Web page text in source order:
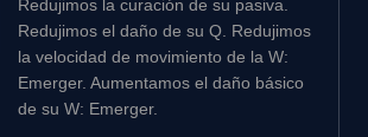
Redujimos la curación de su pasiva.
Redujimos el daño de su Q. Redujimos
la velocidad de movimiento de la W:
Emerger. Aumentamos el daño básico
de su W: Emerger.